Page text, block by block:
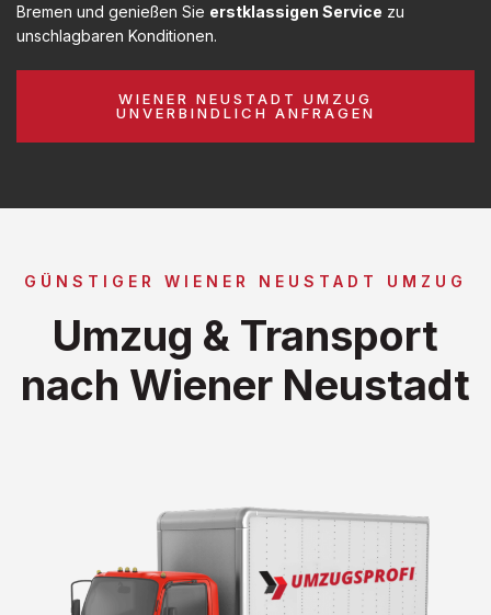
Bremen und genießen Sie erstklassigen Service zu
unschlagbaren Konditionen.
WIENER NEUSTADT UMZUG
UNVERBINDLICH ANFRAGEN
GÜNSTIGER WIENER NEUSTADT UMZUG
Umzug & Transport
nach Wiener Neustadt